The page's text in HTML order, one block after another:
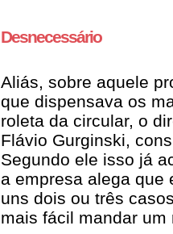
Desnecessário
Aliás, sobre aquele
que dispensava os
roleta da circular, o
Flávio Gurginski,
Segundo ele isso já
a empresa alega que
uns dois ou três
mais fácil mandar